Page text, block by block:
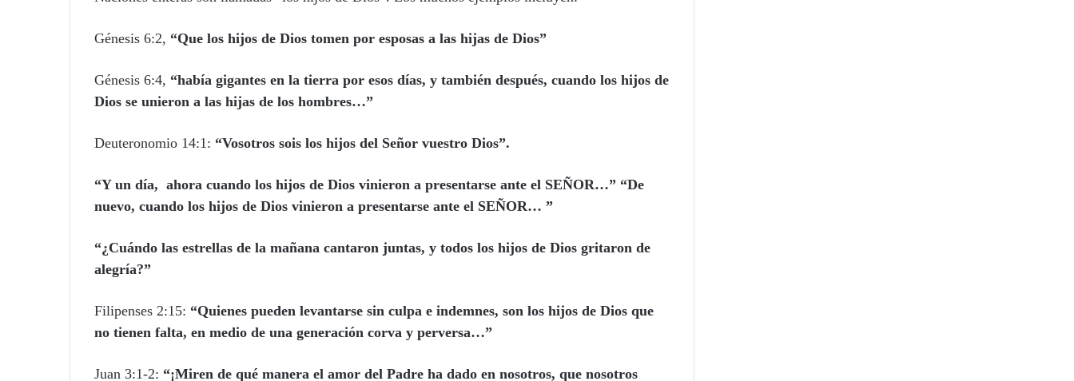
Génesis 6:2, “Que los hijos de Dios tomen por esposas a las hijas de Dios”
Génesis 6:4, “había gigantes en la tierra por esos días, y también después, cuando los hijos de
Dios se unieron a las hijas de los hombres…”
Deuteronomio 14:1: “Vosotros sois los hijos del Señor vuestro Dios”.
“Y un día, ahora cuando los hijos de Dios vinieron a presentarse ante el SEÑOR…” “De
nuevo, cuando los hijos de Dios vinieron a presentarse ante el SEÑOR… ”
“¿Cuándo las estrellas de la mañana cantaron juntas, y todos los hijos de Dios gritaron de
alegría?”
Filipenses 2:15: “Quienes pueden levantarse sin culpa e indemnes, son los hijos de Dios que
no tienen falta, en medio de una generación corva y perversa…”
Juan 3:1-2: “¡Miren de qué manera el amor del Padre ha dado en nosotros, que nosotros